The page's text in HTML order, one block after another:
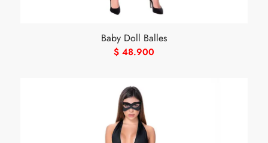
Baby Doll Balles
$48.900